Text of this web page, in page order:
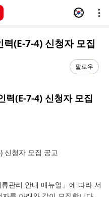
(E-7-4) 신청자 모집
팔로우
(E-7-4) 신청자 모집
신청자 모집 공고
관리 안내 매뉴얼」에 따라 서